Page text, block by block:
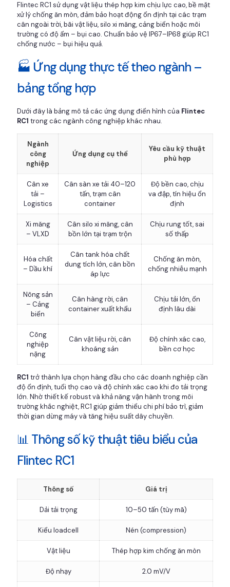
Flintec RC1 sử dụng vật liệu thép hợp kim chịu lực cao, bề mặt
xử lý chống ăn mòn, đảm bảo hoạt động ổn định tại các trạm
cân ngoài trời, bãi vật liệu, silo xi măng, cảng biển hoặc môi
trường có độ ẩm – bụi cao. Chuẩn bảo vệ IP67–IP68 giúp RC1
chống nước – bụi hiệu quả.
🏭 Ứng dụng thực tế theo ngành –
bảng tổng hợp
Dưới đây là bảng mô tả các ứng dụng điển hình của Flintec
RC1 trong các ngành công nghiệp khác nhau.
Ngành
công
nghiệp
Ứng dụng cụ thể
Yêu cầu kỹ thuật
phù hợp
Cân xe
tải –
Logistics
Cân sàn xe tải 40–120
tấn, trạm cân
container
Độ bền cao, chịu
va đập, tín hiệu ổn
định
Xi măng
– VLXD
Cân silo xi măng, cân
bồn lớn tại trạm trộn
Chịu rung tốt, sai
số thấp
Hóa chất
– Dầu khí
Cân tank hóa chất
dung tích lớn, cân bồn
áp lực
Chống ăn mòn,
chống nhiễu mạnh
Nông sản
– Cảng
biển
Cân hàng rời, cân
container xuất khẩu
Chịu tải lớn, ổn
định lâu dài
Công
nghiệp
nặng
Cân vật liệu rời, cân
khoáng sản
Độ chính xác cao,
bền cơ học
RC1 trở thành lựa chọn hàng đầu cho các doanh nghiệp cần
độ ổn định, tuổi thọ cao và độ chính xác cao khi đo tải trọng
lớn. Nhờ thiết kế robust và khả năng vận hành trong môi
trường khắc nghiệt, RC1 giúp giảm thiểu chi phí bảo trì, giảm
thời gian dừng máy và tăng hiệu suất dây chuyền.
📊 Thông số kỹ thuật tiêu biểu của
Flintec RC1
Thông số Giá trị
Dải tải trọng 10–50 tấn (tùy mã)
Kiểu loadcell Nén (compression)
Vật liệu Thép hợp kim chống ăn mòn
Độ nhạy 2.0 mV/V